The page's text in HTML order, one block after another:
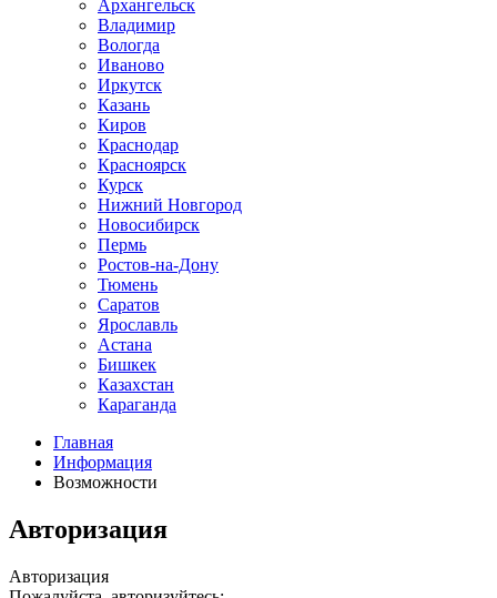
Архангельск
Владимир
Вологда
Иваново
Иркутск
Казань
Киров
Краснодар
Красноярск
Курск
Нижний Новгород
Новосибирск
Пермь
Ростов-на-Дону
Тюмень
Саратов
Ярославль
Астана
Бишкек
Казахстан
Караганда
Главная
Информация
Возможности
Авторизация
Авторизация